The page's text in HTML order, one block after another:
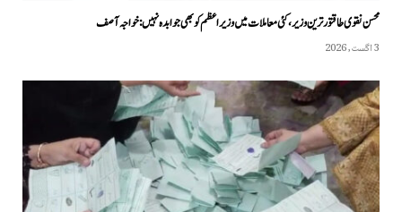
محسن نقوی طاقتور ترین وزیر، کئی معاملات میں وزیراعظم کو بھی جوابدہ نہیں: خواجہ آصف
3 اگست, 2026